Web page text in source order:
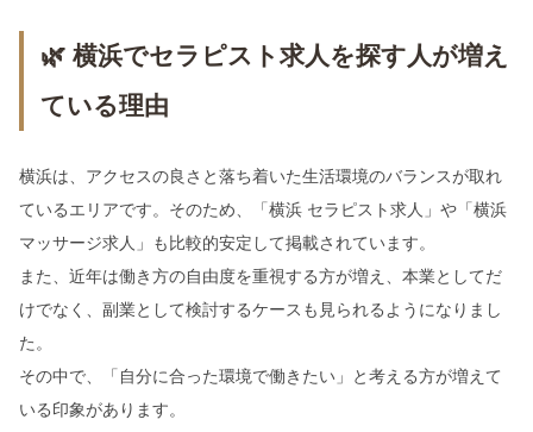
🌿 横浜でセラピスト求人を探す人が増え
ている理由
横浜は、アクセスの良さと落ち着いた生活環境のバランスが取れ
ているエリアです。そのため、「横浜 セラピスト求人」や「横浜
マッサージ求人」も比較的安定して掲載されています。
また、近年は働き方の自由度を重視する方が増え、本業としてだ
けでなく、副業として検討するケースも見られるようになりまし
た。
その中で、「自分に合った環境で働きたい」と考える方が増えて
いる印象があります。